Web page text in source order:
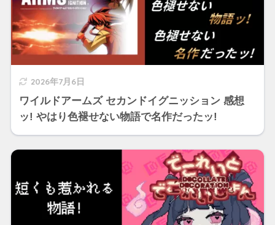
2026年7月6日
ワイルドアームズ セカンドイグニッション 感想
ッ! やはり色褪せない物語で名作だったッ!